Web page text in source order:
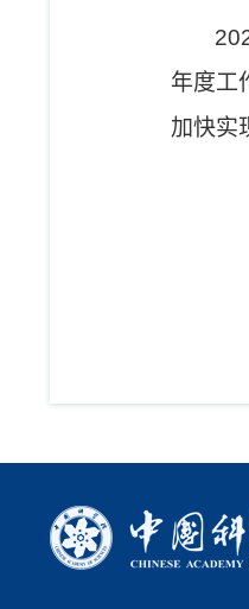
年度工
加快实